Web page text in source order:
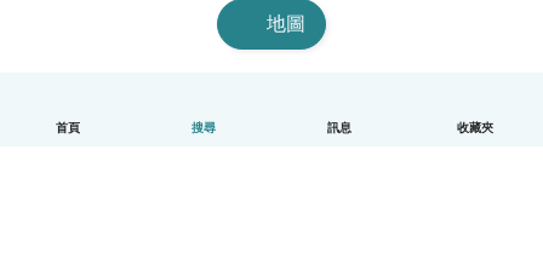
首頁 搜尋 訊息 收藏夾
地圖